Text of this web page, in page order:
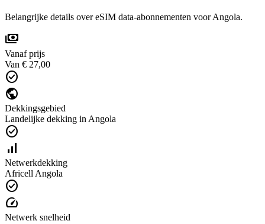
Belangrijke details over eSIM data-abonnementen voor Angola.
payments
Vanaf prijs
Van € 27,00
check_circle
public
Dekkingsgebied
Landelijke dekking in Angola
check_circle
signal_cellular_alt
Netwerkdekking
Africell Angola
check_circle
speed
Netwerk snelheid